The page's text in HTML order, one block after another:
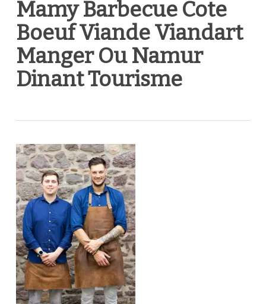
Mamy Barbecue Cote
Boeuf Viande Viandart
Manger Ou Namur
Dinant Tourisme